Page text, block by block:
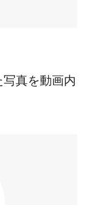
真を動画内